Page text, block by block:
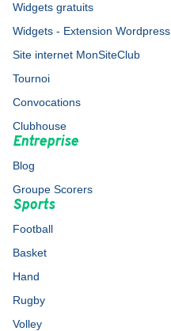
Widgets gratuits
Widgets - Extension Wordpress
Site internet MonSiteClub
Tournoi
Convocations
Clubhouse
Entreprise
Blog
Groupe Scorers
Sports
Football
Basket
Hand
Rugby
Volley